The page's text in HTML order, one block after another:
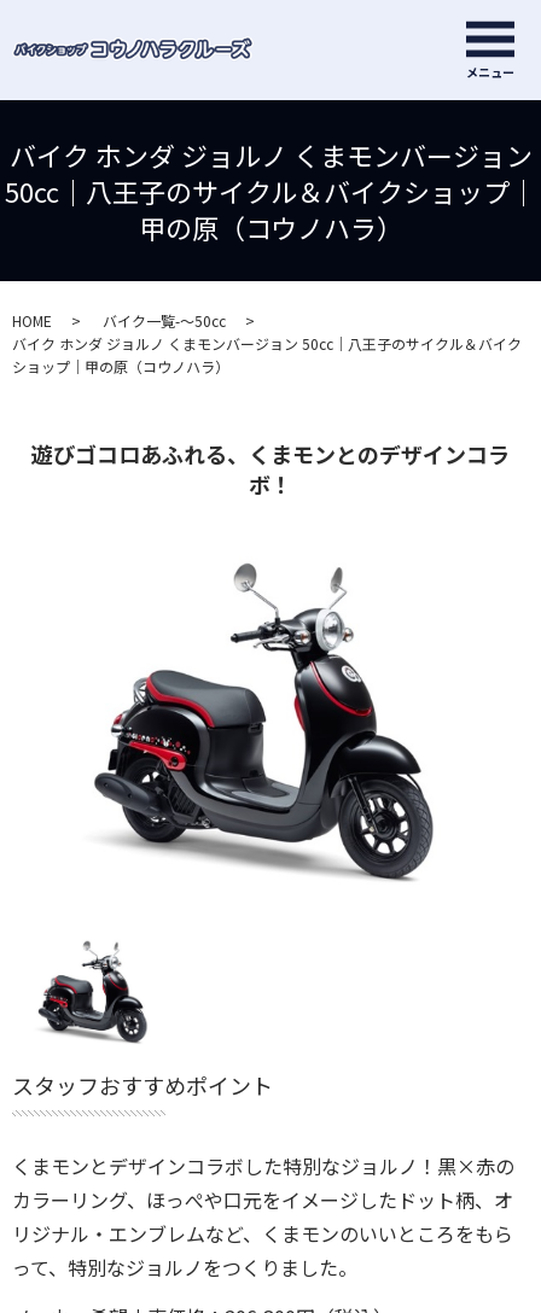
メ
メニュー
バイク ホンダ ジョルノ くまモンバージョン
50cc｜八王子のサイクル＆バイクショップ｜
甲の原（コウノハラ）
HOME
バイク一覧-～50cc
バイク ホンダ ジョルノ くまモンバージョン 50cc｜八王子のサイクル＆バイク
ショップ｜甲の原（コウノハラ）
遊びゴコロあふれる、くまモンとのデザインコラ
ボ！
スタッフおすすめポイント
くまモンとデザインコラボした特別なジョルノ！黒×赤の
カラーリング、ほっぺや口元をイメージしたドット柄、オ
リジナル・エンブレムなど、くまモンのいいところをもら
って、特別なジョルノをつくりました。